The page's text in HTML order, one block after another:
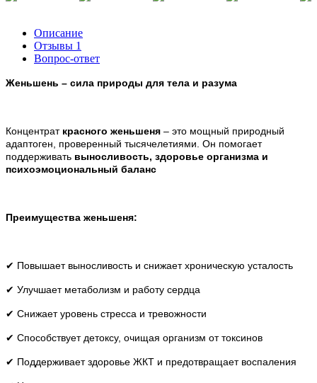
Описание
Отзывы 1
Вопрос-ответ
Женьшень – сила природы для тела и разума
Концентрат красного женьшеня – это мощный природный
адаптоген, проверенный тысячелетиями. Он помогает
поддерживать выносливость, здоровье организма и
психоэмоциональный баланс
Преимущества женьшеня:
✔ Повышает выносливость и снижает хроническую усталость
✔ Улучшает метаболизм и работу сердца
✔ Снижает уровень стресса и тревожности
✔ Способствует детоксу, очищая организм от токсинов
✔ Поддерживает здоровье ЖКТ и предотвращает воспаления